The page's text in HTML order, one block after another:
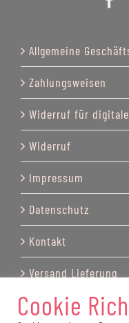
Allgemeine
Zahlungsweisen
Widerruf für
Widerruf
Impressum
Datenschutz
Kontakt
Versand Lieferung
Cookie